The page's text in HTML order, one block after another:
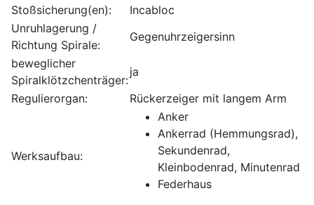
Stoßsicherung(en):
Incabloc
Unruhlagerung /
Richtung Spirale:
Gegenuhrzeigersinn
beweglicher
Spiralklötzchenträger:
ja
Regulierorgan:
Rückerzeiger mit langem Arm
Werksaufbau:
Anker
Ankerrad (Hemmungsrad),
Sekundenrad,
Kleinbodenrad, Minutenrad
Federhaus